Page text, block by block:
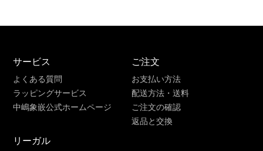
サービス
よくある質問
ラッピングサービス
中嶋象嵌公式ホームページ
ご注文
お支払い方法
配送方法・送料
ご注文の確認
返品と交換
リーガル